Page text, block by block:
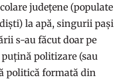
județene (populate
la apă, singurii pași
s-au făcut doar pe
politizare (sau
politică formată din